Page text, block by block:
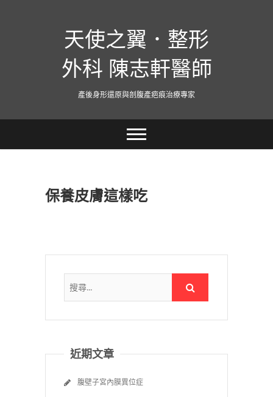
天使之翼．整形
外科 陳志軒醫師
產後身形還原與剖腹產疤痕治療專家
保養皮膚這樣吃
近期文章
腹壁子宮內膜異位症